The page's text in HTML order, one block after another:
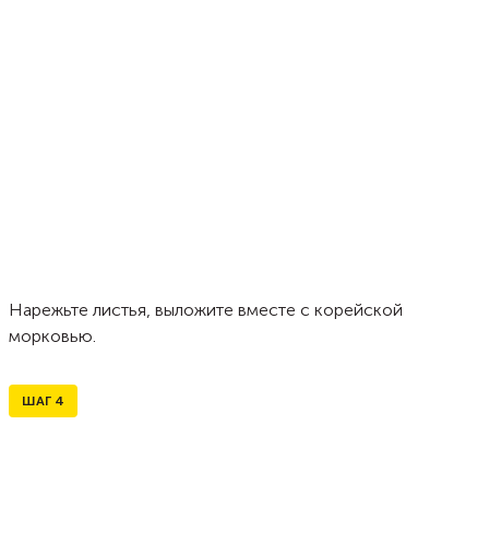
Нарежьте листья, выложите вместе с корейской
морковью.
ШАГ 4